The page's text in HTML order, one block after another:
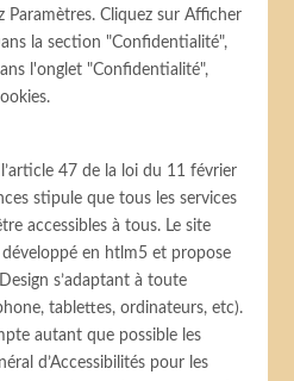
Paramètres. Cliquez sur Afficher
la section "Confidentialité",
l'onglet "Confidentialité",
47 de la loi du 11 février
stipule que tous les services
accessibles à tous. Le site
développé en htlm5 et propose
s’adaptant à toute
tablettes, ordinateurs, etc).
autant que possible les
d’Accessibilités pour les